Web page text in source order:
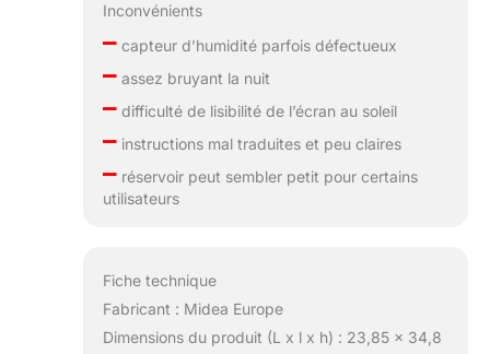
Inconvénients
–capteur d’humidité parfois défectueux
–assez bruyant la nuit
–difficulté de lisibilité de l’écran au soleil
–instructions mal traduites et peu claires
–réservoir peut sembler petit pour certains
utilisateurs
Fiche technique
Fabricant : Midea Europe
Dimensions du produit (L x l x h) : 23,85 x 34,8